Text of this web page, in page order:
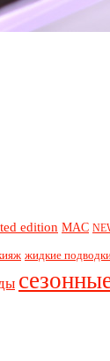
edition MAC
жидкие